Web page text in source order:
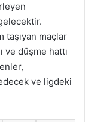
taşıyan maçlar
ve düşme hattı
ve ligdeki